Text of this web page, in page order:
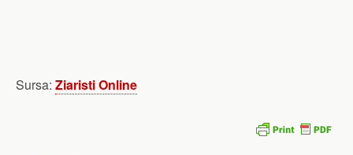
Sursa: Ziaristi Online